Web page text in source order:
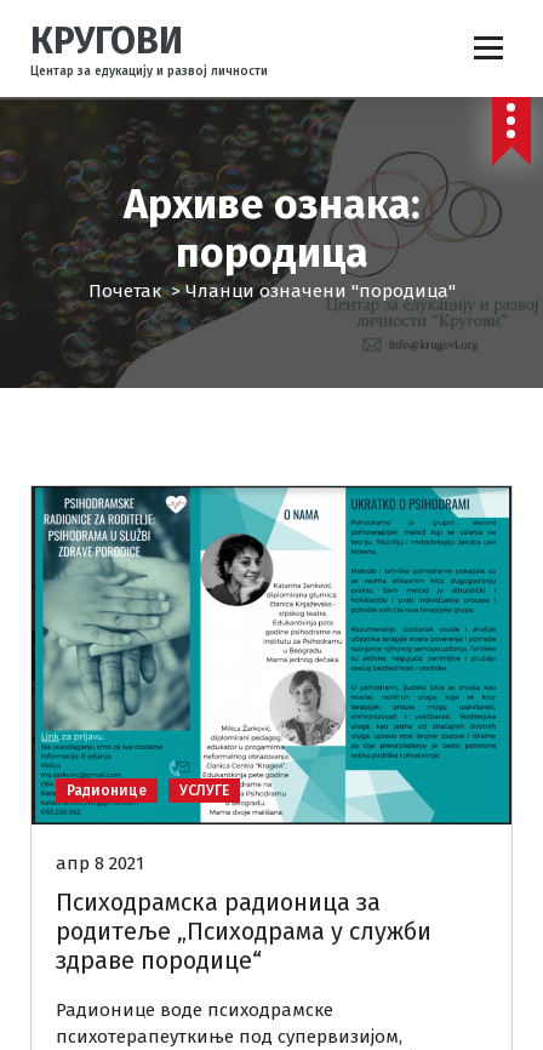
ч
н
а
ж
КРУГОВИ
Центар за едукацију и развој личности
Архиве ознака:
породица
Почетак>Чланци означени "породица"
Радионице УСЛУГЕ
апр 8 2021
Психодрамска радионица за
родитеље „Психодрама у служби
здраве породице“
Радионице воде психодрамске
психотерапеуткиње под супервизијом,